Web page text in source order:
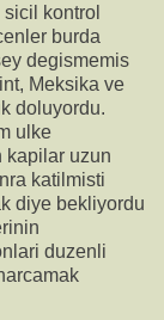
kontrol
burda
degismemis
Meksika ve
doluyordu.
ulke
kapilar uzun
katilmisti
diye bekliyordu
duzenli